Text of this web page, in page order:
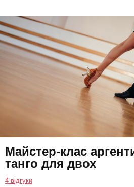
Майстер-клас
танго для двох
4 відгуки